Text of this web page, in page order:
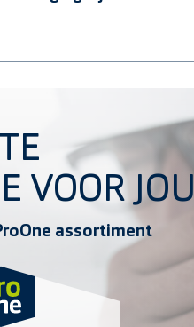
VOOR JOU
assortiment